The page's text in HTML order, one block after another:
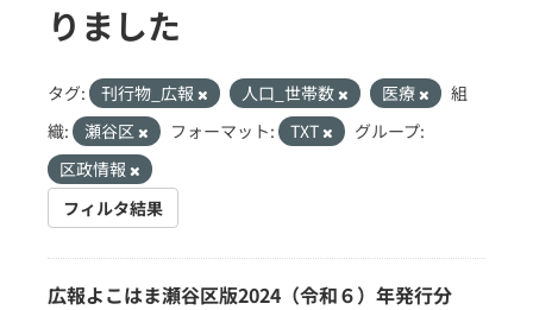
りました
タグ: 刊行物_広報 人口_世帯数 医療
組
織:
瀬谷区 フォーマット: TXT
グループ:
区政情報
フィルタ結果
広報よこはま瀬谷区版2024（令和６）年発行分